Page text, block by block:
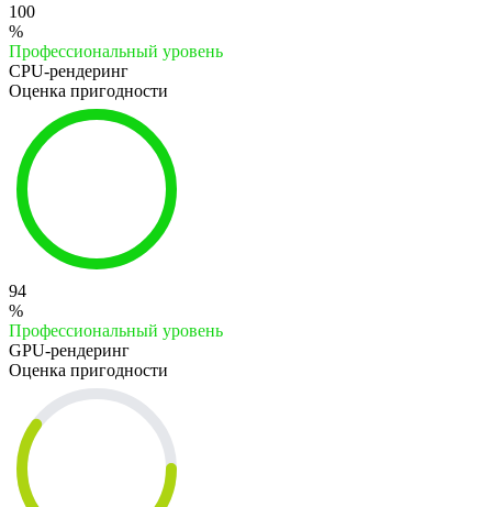
100
%
Профессиональный уровень
CPU-рендеринг
Оценка пригодности
94
%
Профессиональный уровень
GPU-рендеринг
Оценка пригодности